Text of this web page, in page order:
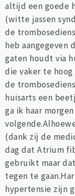
altijd een goede
(witte jassen
de
heb aangegeven
gaten houdt via
die vaker te
de
huisarts een
ga ik haar
(dank zij de
dag dat Atrium
gebruikt maar
tegen te
hypertensie zijn